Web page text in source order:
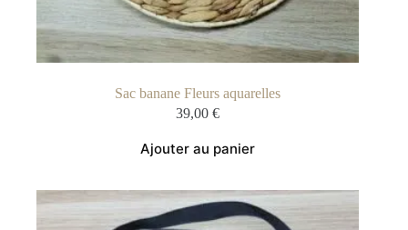
Sac banane Fleurs aquarelles
39,00€
Ajouter au panier